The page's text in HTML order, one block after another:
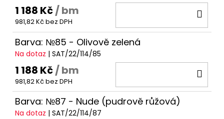
1 188 Kč/ bm
981,82 Kč bez DPH
Barva: №85 - Olivově zelená
Na dotaz | SAT/22/114/85
1 188 Kč/ bm
981,82 Kč bez DPH
Barva: №87 - Nude (pudrově růžová)
Na dotaz | SAT/22/114/87